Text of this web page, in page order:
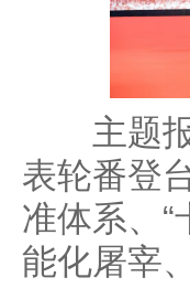
主题报
表轮番登
准体系、
能化屠宰